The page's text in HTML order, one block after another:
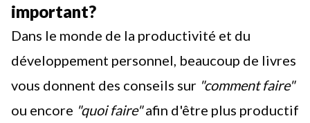
important?
Dans le monde de la productivité et du
développement personnel, beaucoup de livres
vous donnent des conseils sur "comment faire"
ou encore "quoi faire"afin d'être plus productif